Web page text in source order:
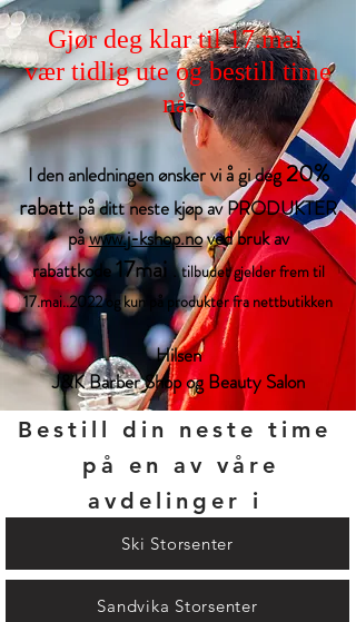
Gjør deg klar til 17.mai
vær tidlig ute og bestill time
nå.
I den anledningen ønsker vi å gi deg20%
rabattpå ditt neste kjøp av PRODUKTER
påwww.j-kshop.noved bruk av
rabattkode17mai .tilbudet gjelder frem til
17.mai..2022 og kun på produkter fra nettbutikken
Hilsen
J&K Barber Shop og Beauty Salon
Bestill din neste time
på en av våre
avdelinger i
Ski Storsenter
Sandvika Storsenter